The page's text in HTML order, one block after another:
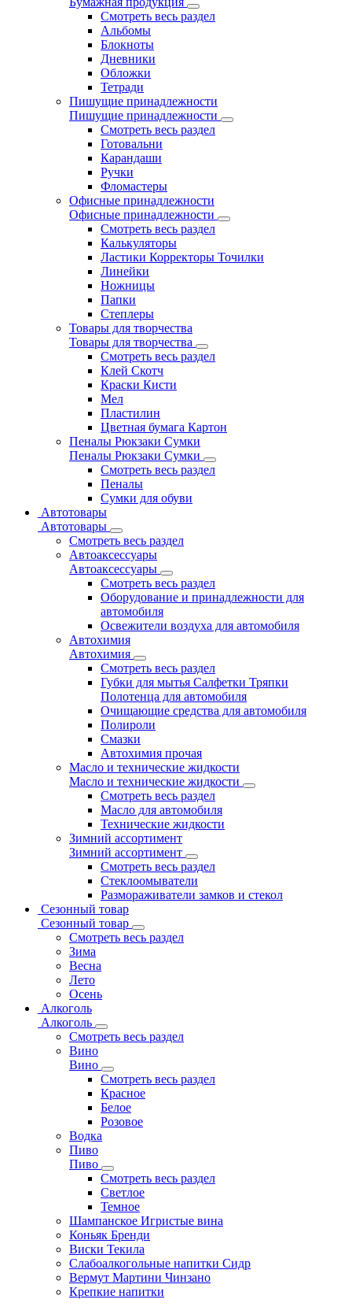
Смотреть весь раздел
Альбомы
Блокноты
Дневники
Обложки
Тетради
Пишущие принадлежности
Пишущие принадлежности
Смотреть весь раздел
Готовальни
Карандаши
Ручки
Фломастеры
Офисные принадлежности
Офисные принадлежности
Смотреть весь раздел
Калькуляторы
Ластики Корректоры Точилки
Линейки
Ножницы
Папки
Степлеры
Товары для творчества
Товары для творчества
Смотреть весь раздел
Клей Скотч
Краски Кисти
Мел
Пластилин
Цветная бумага Картон
Пеналы Рюкзаки Сумки
Пеналы Рюкзаки Сумки
Смотреть весь раздел
Пеналы
Сумки для обуви
Автотовары
Автотовары
Смотреть весь раздел
Автоаксессуары
Автоаксессуары
Смотреть весь раздел
Оборудование и принадлежности для
автомобиля
Освежители воздуха для автомобиля
Автохимия
Автохимия
Смотреть весь раздел
Губки для мытья Салфетки Тряпки
Полотенца для автомобиля
Очищающие средства для автомобиля
Полироли
Смазки
Автохимия прочая
Масло и технические жидкости
Масло и технические жидкости
Смотреть весь раздел
Масло для автомобиля
Технические жидкости
Зимний ассортимент
Зимний ассортимент
Смотреть весь раздел
Стеклоомыватели
Размораживатели замков и стекол
Сезонный товар
Сезонный товар
Смотреть весь раздел
Зима
Весна
Лето
Осень
Алкоголь
Алкоголь
Смотреть весь раздел
Вино
Вино
Смотреть весь раздел
Красное
Белое
Розовое
Водка
Пиво
Пиво
Смотреть весь раздел
Cветлое
Темное
Шампанское Игристые вина
Коньяк Бренди
Виски Текила
Слабоалкогольные напитки Сидр
Вермут Мартини Чинзано
Крепкие напитки